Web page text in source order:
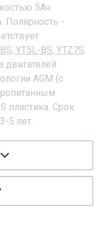
5Ач.
Полярность -
YT5L-BS, YTZ7S.
двигателей
AGM (с
пластика. Срок
5 лет.